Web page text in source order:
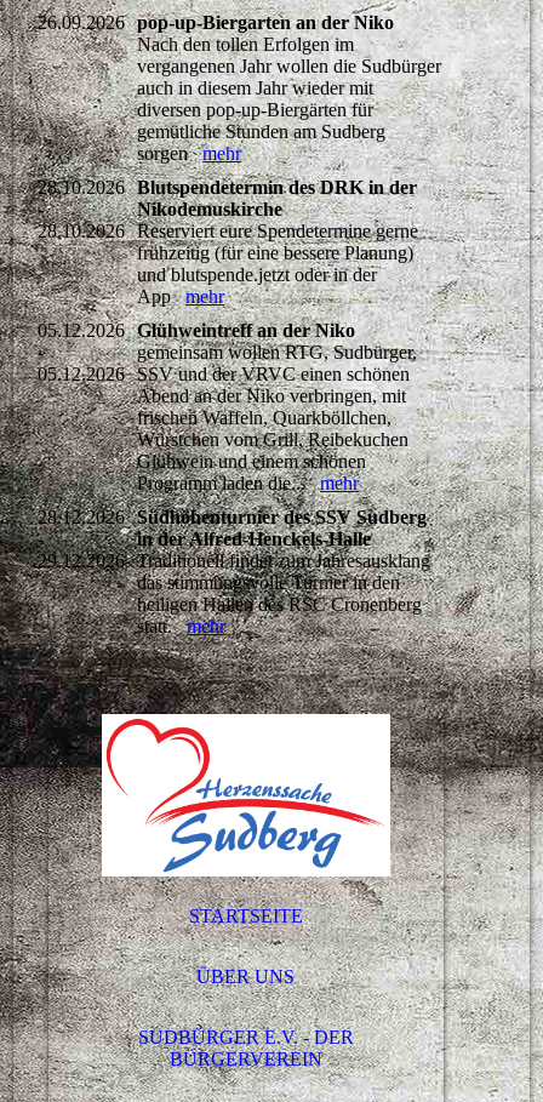
26.09.2026 pop-up-Biergarten an der Niko
Nach den tollen Erfolgen im
vergangenen Jahr wollen die Sudbürger
auch in diesem Jahr wieder mit
diversen pop-up-Biergärten für
gemütliche Stunden am Sudberg
sorgenmehr
28.10.2026
-
28.10.2026
Blutspendetermin des DRK in der
Nikodemuskirche
Reserviert eure Spendetermine gerne
frühzeitig (für eine bessere Planung)
und blutspende.jetzt oder in der
Appmehr
05.12.2026
-
05.12.2026
Glühweintreff an der Niko
gemeinsam wollen RTG, Sudbürger,
SSV und der VRVC einen schönen
Abend an der Niko verbringen, mit
frischen Waffeln, Quarkböllchen,
Würstchen vom Grill, Reibekuchen
Glühwein und einem schönen
Programm laden die...mehr
28.12.2026
-
29.12.2026
Südhöhenturnier des SSV Sudberg
in der Alfred-Henckels-Halle
Traditionell findet zum Jahresausklang
das stimmungsvolle Turnier in den
heiligen Hallen des RSC Cronenberg
statt.mehr
STARTSEITE
ÜBER UNS
SUDBÜRGER E.V. - DER
BÜRGERVEREIN